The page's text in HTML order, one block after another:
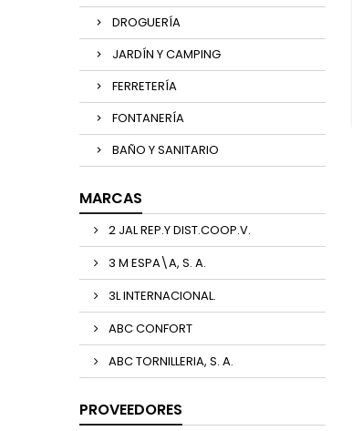
DROGUERÍA
JARDÍN Y CAMPING
FERRETERÍA
FONTANERÍA
BAÑO Y SANITARIO
MARCAS
2 JAL REP.Y DIST.COOP.V.
3 M ESPA\A, S. A.
3L INTERNACIONAL.
ABC CONFORT
ABC TORNILLERIA, S. A.
PROVEEDORES